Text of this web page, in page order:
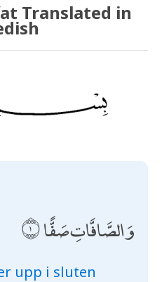
Translated in
وَالصَّافَّاتِ صَفًّا
upp i sluten